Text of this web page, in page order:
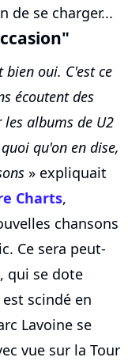
de se charger...
bien oui. C'est ce
écoutent des
albums de U2
qu'on en dise,
» expliquait
Charts,
chansons
Ce sera peut-
qui se dote
scindé en
Lavoine se
vue sur la Tour